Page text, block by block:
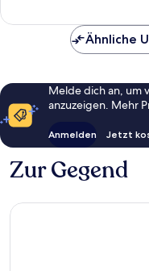
Bewertungen
Ähnliche
Melde dich an, um
anzuzeigen. Mehr
Anmelden Jetzt
Zur Gegend